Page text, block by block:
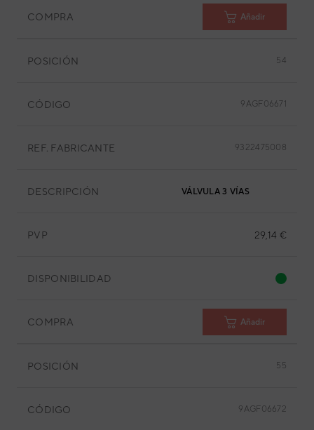
COMPRA Añadir
POSICIÓN 54
CÓDIGO 9AGF06671
REF. FABRICANTE 9322475008
DESCRIPCIÓN VÁLVULA 3 VÍAS
PVP 29,14 €
DISPONIBILIDAD
COMPRA Añadir
POSICIÓN 55
CÓDIGO 9AGF06672